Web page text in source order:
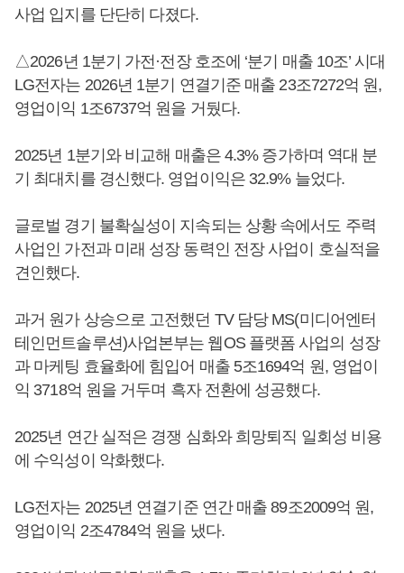
사업 입지를 단단히 다졌다.
△2026년 1분기 가전·전장 호조에 ‘분기 매출 10조’ 시대
LG전자는 2026년 1분기 연결기준 매출 23조7272억 원,
영업이익 1조6737억 원을 거뒀다.
2025년 1분기와 비교해 매출은 4.3% 증가하며 역대 분
기 최대치를 경신했다. 영업이익은 32.9% 늘었다.
글로벌 경기 불확실성이 지속되는 상황 속에서도 주력
사업인 가전과 미래 성장 동력인 전장 사업이 호실적을
견인했다.
과거 원가 상승으로 고전했던 TV 담당 MS(미디어엔터
테인먼트솔루션)사업본부는 웹OS 플랫폼 사업의 성장
과 마케팅 효율화에 힘입어 매출 5조1694억 원, 영업이
익 3718억 원을 거두며 흑자 전환에 성공했다.
2025년 연간 실적은 경쟁 심화와 희망퇴직 일회성 비용
에 수익성이 악화했다.
LG전자는 2025년 연결기준 연간 매출 89조2009억 원,
영업이익 2조4784억 원을 냈다.